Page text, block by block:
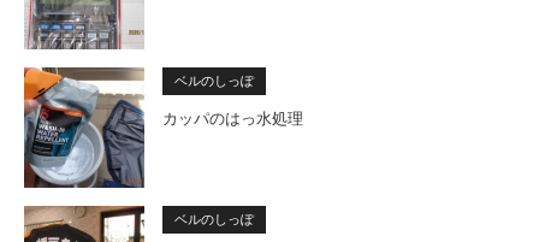
ベルのしっぽ
カッパのはっ水処理
ベルのしっぽ